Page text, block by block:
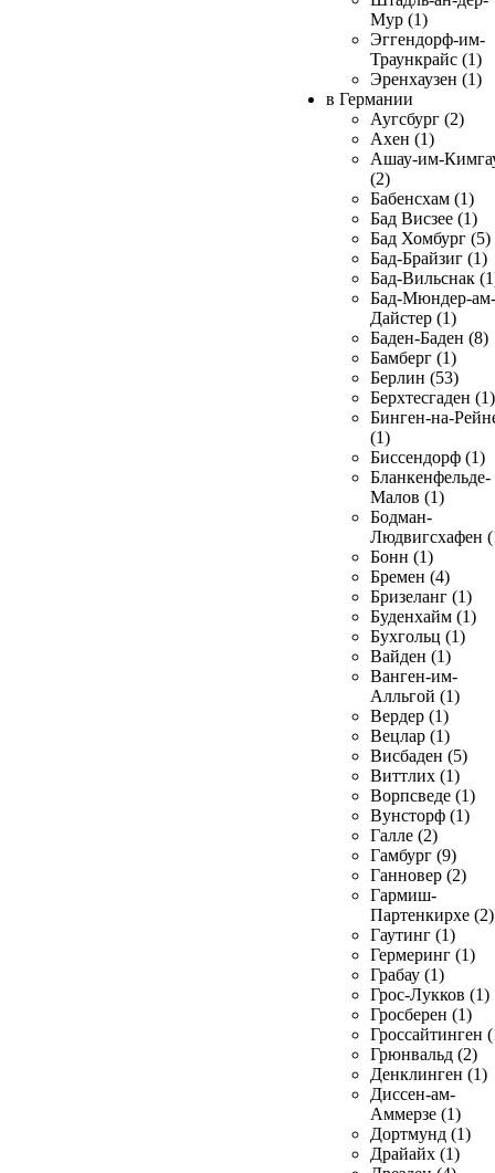
Мур (1)
Эггендорф-им-
Траункрайс (1)
Эренхаузен (1)
в Германии
Аугсбург (2)
Ахен (1)
Ашау-им-
(2)
Бабенсхам (1)
Бад Висзее (1)
Бад Хомбург (5)
Бад-Брайзиг (1)
Бад-Вильснак
Бад-Мюндер-ам-
Дайстер (1)
Баден-Баден (8)
Бамберг (1)
Берлин (53)
Берхтесгаден (1)
Бинген-на-
(1)
Биссендорф (1)
Бланкенфельде-
Малов (1)
Бодман-
Людвигсхафен
Бонн (1)
Бремен (4)
Бризеланг (1)
Буденхайм (1)
Бухгольц (1)
Вайден (1)
Ванген-им-
Алльгой (1)
Вердер (1)
Вецлар (1)
Висбаден (5)
Виттлих (1)
Ворпсведе (1)
Вунсторф (1)
Галле (2)
Гамбург (9)
Ганновер (2)
Гармиш-
Партенкирхе (2)
Гаутинг (1)
Гермеринг (1)
Грабау (1)
Грос-Лукков (1)
Гросберен (1)
Гроссайтинген
Грюнвальд (2)
Денклинген (1)
Диссен-ам-
Аммерзе (1)
Дортмунд (1)
Драйайх (1)